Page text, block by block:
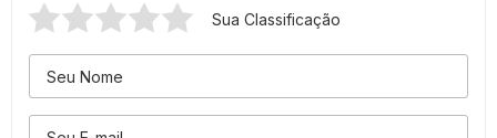
Sua Classificação